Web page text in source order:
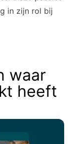
in zijn rol bij
waar
heeft